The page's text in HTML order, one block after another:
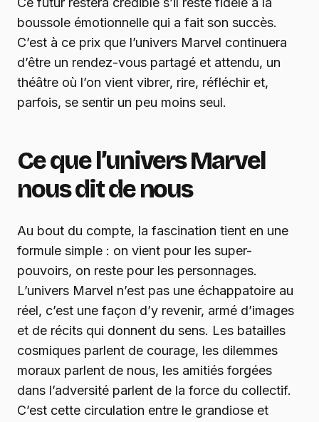
boussole émotionnelle qui a fait son succès.
C’est à ce prix que l’univers Marvel continuera
d’être un rendez-vous partagé et attendu, un
théâtre où l’on vient vibrer, rire, réfléchir et,
parfois, se sentir un peu moins seul.
Ce que l’univers Marvel
nous dit de nous
Au bout du compte, la fascination tient en une
formule simple : on vient pour les super-
pouvoirs, on reste pour les personnages.
L’univers Marvel n’est pas une échappatoire au
réel, c’est une façon d’y revenir, armé d’images
et de récits qui donnent du sens. Les batailles
cosmiques parlent de courage, les dilemmes
moraux parlent de nous, les amitiés forgées
dans l’adversité parlent de la force du collectif.
C’est cette circulation entre le grandiose et